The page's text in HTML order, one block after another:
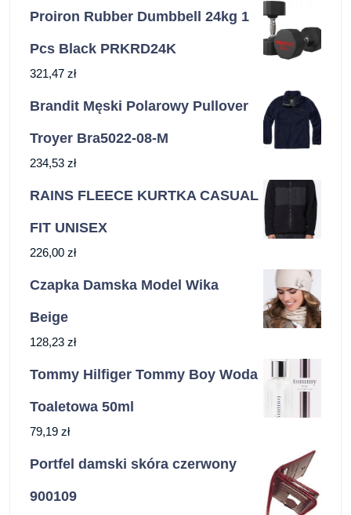
Proiron Rubber Dumbbell 24kg 1
Pcs Black PRKRD24K
321,47 zł
Brandit Męski Polarowy Pullover
Troyer Bra5022-08-M
234,53 zł
RAINS FLEECE KURTKA CASUAL
FIT UNISEX
226,00 zł
Czapka Damska Model Wika
Beige
128,23 zł
Tommy Hilfiger Tommy Boy Woda
Toaletowa 50ml
79,19 zł
Portfel damski skóra czerwony
900109